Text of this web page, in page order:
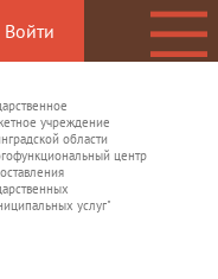
Войти
учреждение
области
центр
услуг"